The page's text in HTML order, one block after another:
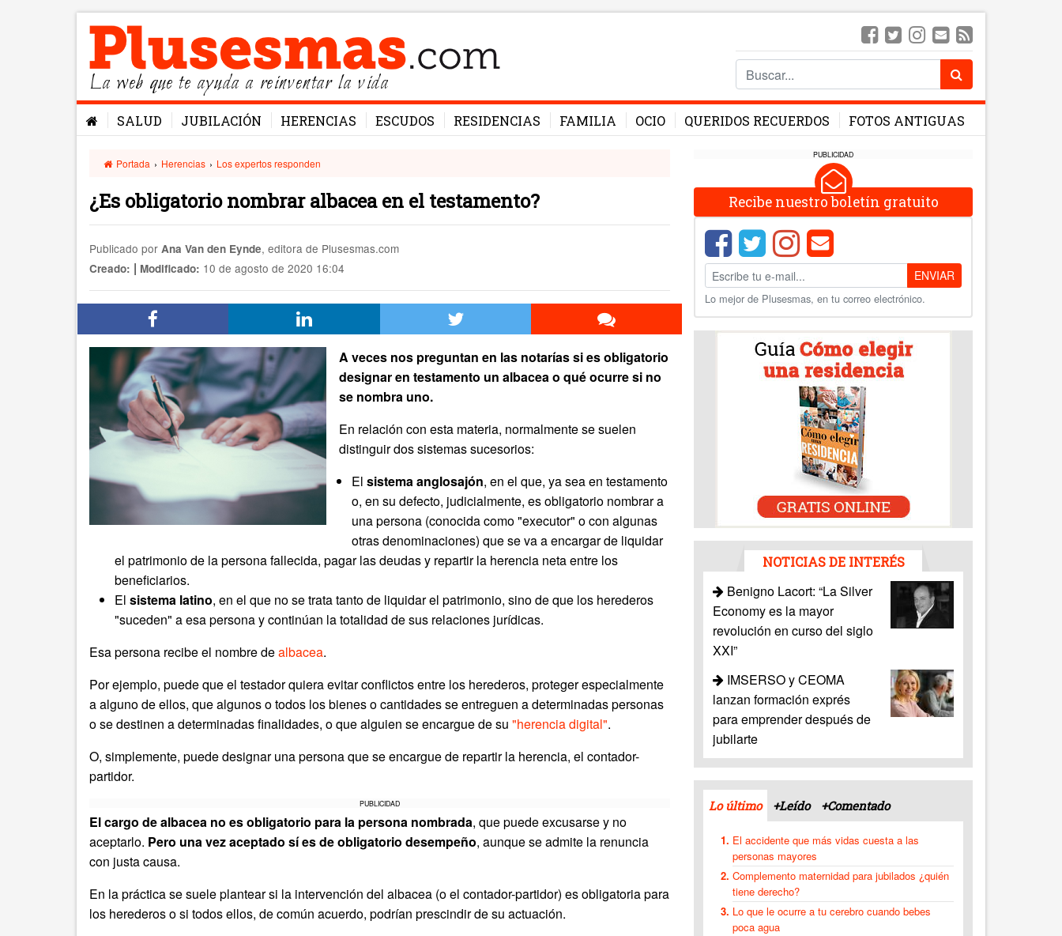
La web que te ayuda a reinventar la vida
SALUD JUBILACIÓN HERENCIAS ESCUDOS RESIDENCIAS FAMILIA OCIO QUERIDOS RECUERDOS FOTOS ANTIGUAS
Portada › Herencias › Los expertos responden
¿Es obligatorio nombrar albacea en el testamento?
Publicado por Ana Van den Eynde, editora de Plusesmas.com
Creado: | Modificado: 10 de agosto de 2020 16:04
A veces nos preguntan en las notarías si es obligatorio
designar en testamento un albacea o qué ocurre si no
se nombra uno.
En relación con esta materia, normalmente se suelen
distinguir dos sistemas sucesorios:
El sistema anglosajón, en el que, ya sea en testamento
o, en su defecto, judicialmente, es obligatorio nombrar a
una persona (conocida como "executor" o con algunas
otras denominaciones) que se va a encargar de liquidar
el patrimonio de la persona fallecida, pagar las deudas y repartir la herencia neta entre los
beneficiarios.
El sistema latino, en el que no se trata tanto de liquidar el patrimonio, sino de que los herederos
"suceden" a esa persona y continúan la totalidad de sus relaciones jurídicas.
Esa persona recibe el nombre dealbacea.
Por ejemplo, puede que el testador quiera evitar conflictos entre los herederos, proteger especialmente
a alguno de ellos, que algunos o todos los bienes o cantidades se entreguen a determinadas personas
o se destinen a determinadas finalidades, o que alguien se encargue de su "herencia digital".
O, simplemente, puede designar una persona que se encargue de repartir la herencia, el contador-
partidor.
PUBLICIDAD
El cargo de albacea no es obligatorio para la persona nombrada, que puede excusarse y no
aceptarlo. Pero una vez aceptado sí es de obligatorio desempeño, aunque se admite la renuncia
con justa causa.
En la práctica se suele plantear si la intervención del albacea (o el contador-partidor) es obligatoria para
los herederos o si todos ellos, de común acuerdo, podrían prescindir de su actuación.
PUBLICIDAD
Recibe nuestro boletín gratuito
ENVIAR
Lo mejor de Plusesmas, en tu correo electrónico.
NOTICIAS DE INTERÉS
Benigno Lacort: “La Silver
Economy es la mayor
revolución en curso del siglo
XXI”
IMSERSO y CEOMA
lanzan formación exprés
para emprender después de
jubilarte
Lo último +Leído +Comentado
El accidente que más vidas cuesta a las
personas mayores
Complemento maternidad para jubilados ¿quién
tiene derecho?
Lo que le ocurre a tu cerebro cuando bebes
poca agua